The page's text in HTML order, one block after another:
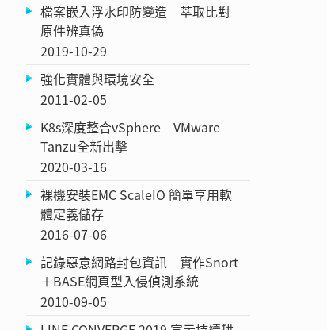
檔案嵌入浮水印防變造 萃取比對
原件辨真偽
2019-10-29
強化實體與環境安全
2011-02-05
K8s深度整合vSphere VMware
Tanzu全新出擊
2020-03-16
裸機安裝EMC ScaleIO 簡單享用軟
體定義儲存
2016-07-06
記錄惡意網路封包資訊 實作Snort
＋BASE網頁型入侵偵測系統
2010-09-05